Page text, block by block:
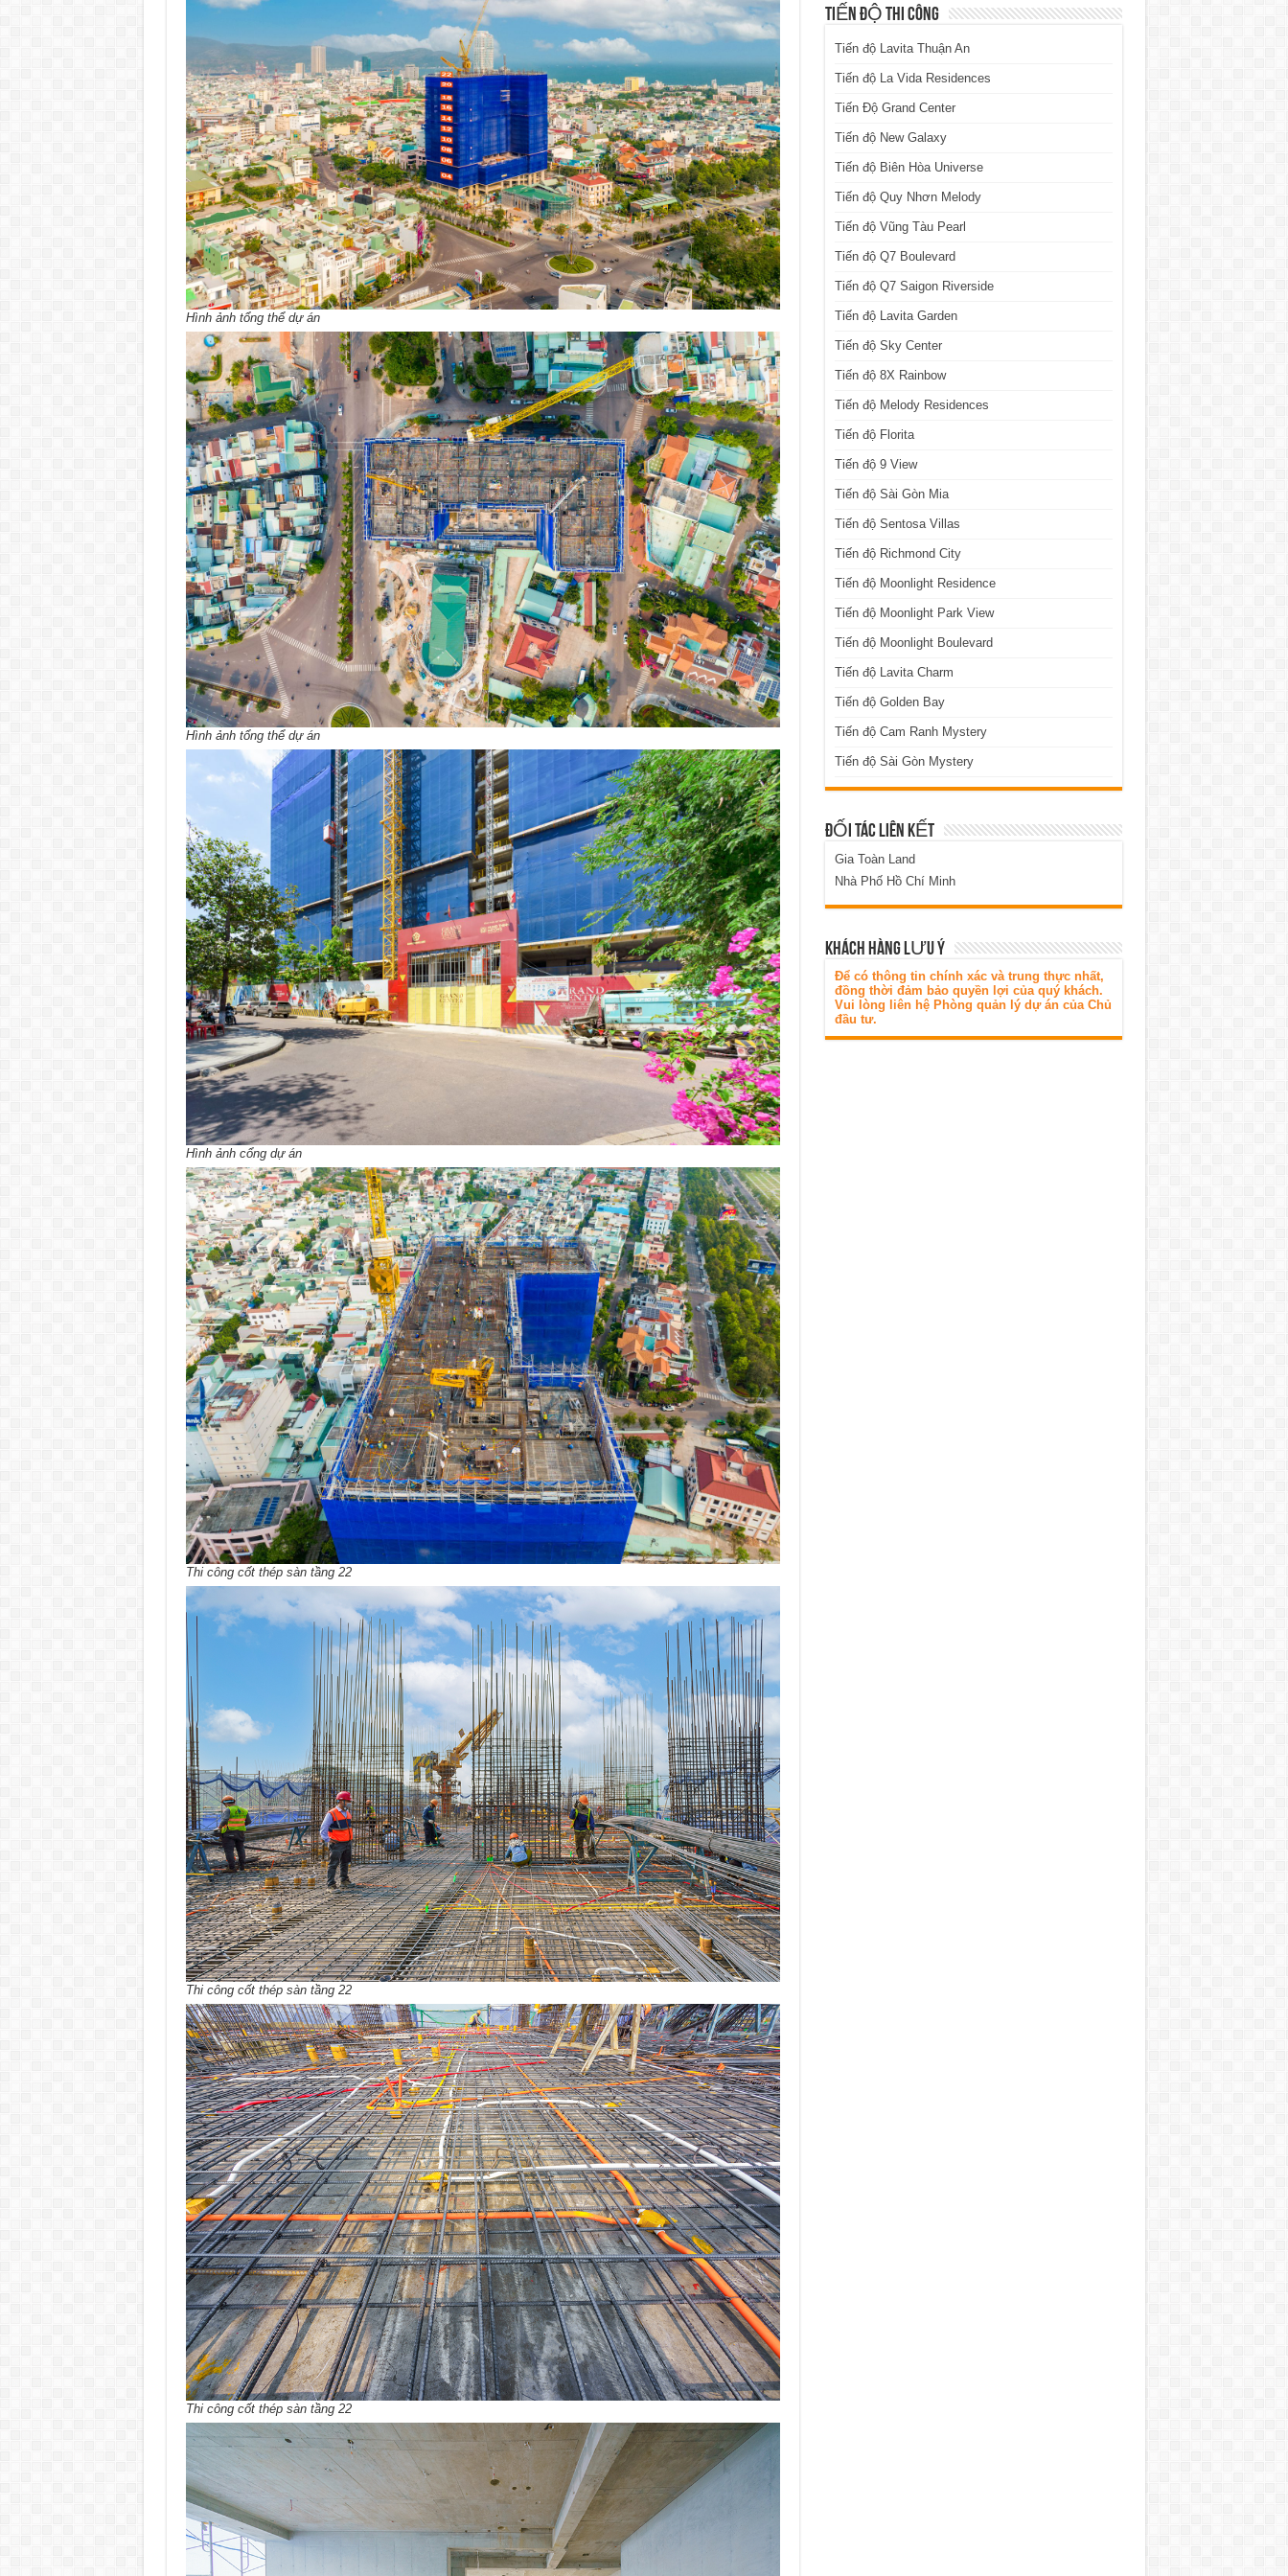
Hình ảnh tổng thể dự án
Hình ảnh tổng thể dự án
Hình ảnh cổng dự án
Thi công cốt thép sàn tầng 22
Thi công cốt thép sàn tầng 22
Thi công cốt thép sàn tầng 22
TIẾN ĐỘ THI CÔNG
Tiến độ Lavita Thuận An
Tiến độ La Vida Residences
Tiến Độ Grand Center
Tiến độ New Galaxy
Tiến độ Biên Hòa Universe
Tiến độ Quy Nhơn Melody
Tiến độ Vũng Tàu Pearl
Tiến độ Q7 Boulevard
Tiến độ Q7 Saigon Riverside
Tiến độ Lavita Garden
Tiến độ Sky Center
Tiến độ 8X Rainbow
Tiến độ Melody Residences
Tiến độ Florita
Tiến độ 9 View
Tiến độ Sài Gòn Mia
Tiến độ Sentosa Villas
Tiến độ Richmond City
Tiến độ Moonlight Residence
Tiến độ Moonlight Park View
Tiến độ Moonlight Boulevard
Tiến độ Lavita Charm
Tiến độ Golden Bay
Tiến độ Cam Ranh Mystery
Tiến độ Sài Gòn Mystery
ĐỐI TÁC LIÊN KẾT
Gia Toàn Land
Nhà Phố Hồ Chí Minh
KHÁCH HÀNG LƯU Ý
Để có thông tin chính xác và trung thực nhất,
đồng thời đảm bảo quyền lợi của quý khách.
Vui lòng liên hệ Phòng quản lý dự án của Chủ
đầu tư.